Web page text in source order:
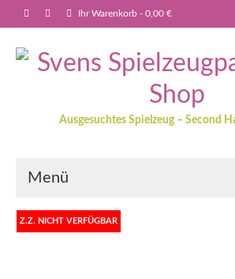
Ihr Warenkorb - 0,00 €
Ausgesuchtes Spielzeug – Second
Menü
Z.Z. NICHT VERFÜGBAR